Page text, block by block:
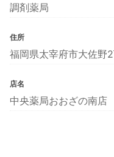
調剤薬局
住所
福岡県太宰府市大佐野
店名
中央薬局おおざの南店